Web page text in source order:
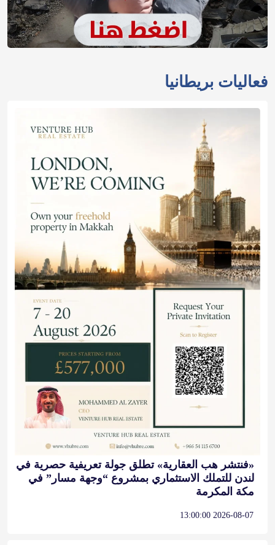
فعاليات بريطانيا
«فنتشر هب العقارية» تطلق جولة تعريفية حصرية في
لندن للتملك الاستثماري بمشروع “وجهة مسار” في
مكة المكرمة
2026-08-07 13:00:00